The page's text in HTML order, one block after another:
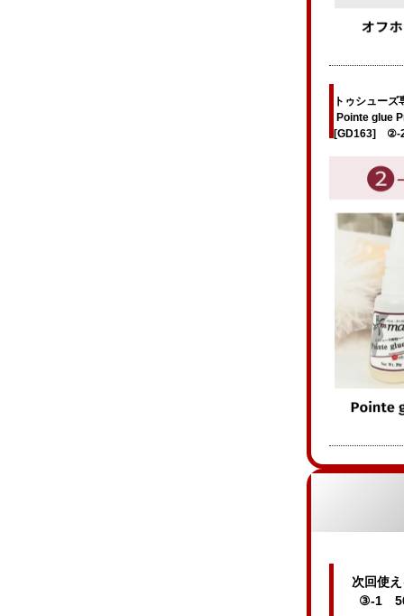
トゥシュー
Pointe glue
[GD163] ②-
次回使
③-1 500